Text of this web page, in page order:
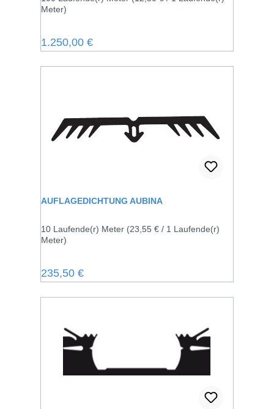
Meter)
Regulärer Preis:
1.250,00 €
AUFLAGEDICHTUNG AUBINA
10 Laufende(r) Meter (23,55 € / 1 Laufende(r)
Meter)
Regulärer Preis:
235,50 €